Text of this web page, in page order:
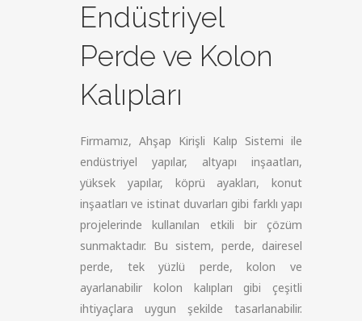
Endüstriyel
Perde ve Kolon
Kalıpları
Firmamız, Ahşap Kirişli Kalıp Sistemi ile
endüstriyel yapılar, altyapı inşaatları,
yüksek yapılar, köprü ayakları, konut
inşaatları ve istinat duvarları gibi farklı yapı
projelerinde kullanılan etkili bir çözüm
sunmaktadır. Bu sistem, perde, dairesel
perde, tek yüzlü perde, kolon ve
ayarlanabilir kolon kalıpları gibi çeşitli
ihtiyaçlara uygun şekilde tasarlanabilir.